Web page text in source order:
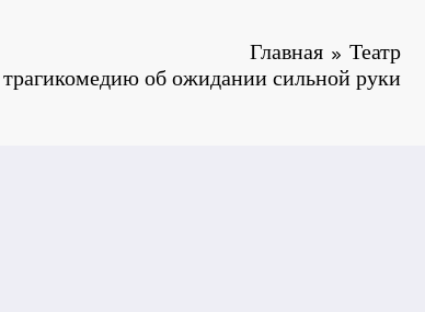
Главная
Театр
об ожидании сильной руки